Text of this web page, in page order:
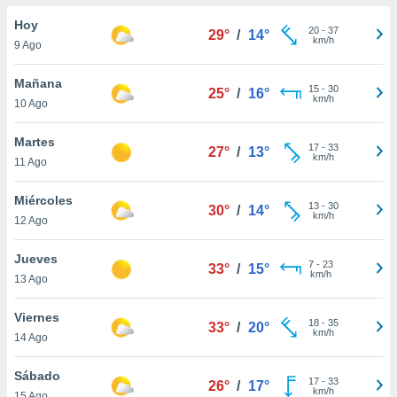
en
y
disponible
cookies
aceptar
Hoy
9 Ago
29° / 14° 20- 37
km/h
Mañana
10 Ago
25° / 16° 15- 30
km/h
Martes
11 Ago
27° / 13° 17- 33
km/h
Miércoles
12 Ago
30° / 14° 13- 30
km/h
Jueves
13 Ago
33° / 15° 7- 23
km/h
Viernes
14 Ago
33° / 20° 18- 35
km/h
Sábado
26° / 17° 17- 33
km/h